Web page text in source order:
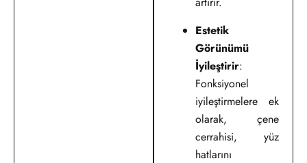
Estetik
Görünümü
İyileştirir:
Fonksiyonel
iyileştirmelere ek
olarak, çene
cerrahisi, yüz
hatlarını